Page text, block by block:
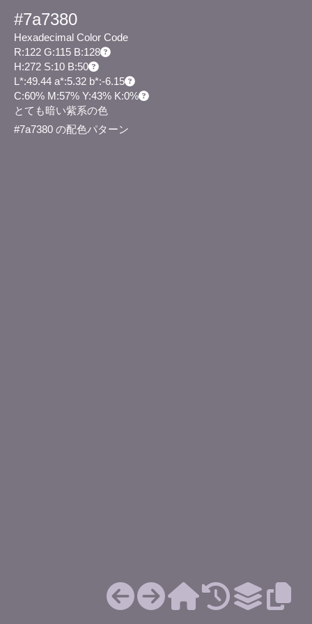
#7a7380
Hexadecimal Color Code
R:122 G:115 B:128
H:272 S:10 B:50
L*:49.44 a*:5.32 b*:-6.15
C:60% M:57% Y:43% K:0%
とても暗い紫系の色
#7a7380 の配色パターン